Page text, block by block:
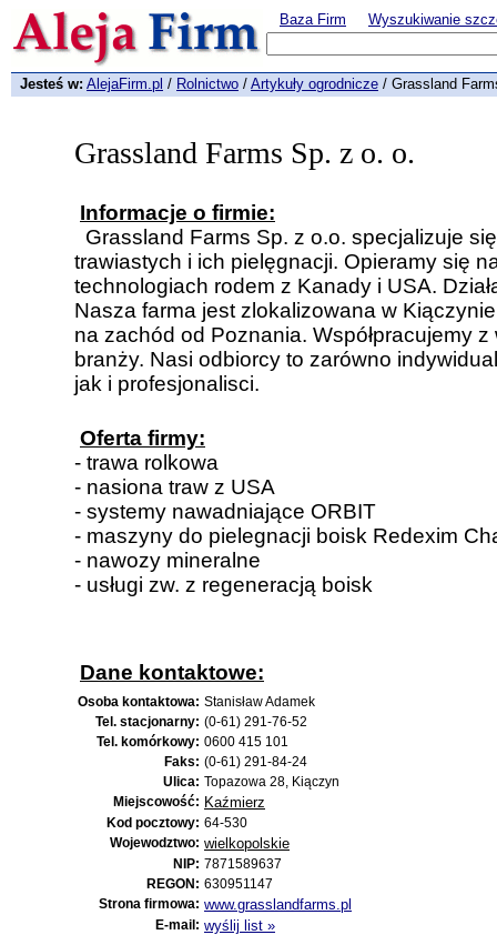
Baza Firm Wyszukiwanie
Jesteś w: AlejaFirm.pl / Rolnictwo / Artykuły ogrodnicze / Grassland
Grassland Farms Sp. z o. o.
Informacje o firmie:
Grassland Farms Sp. z o.o. specjalizuje
trawiastych i ich pielęgnacji. Opieramy się
technologiach rodem z Kanady i USA.
Nasza farma jest zlokalizowana w
na zachód od Poznania. Współpracujemy
branży. Nasi odbiorcy to zarówno
jak i profesjonalisci.
Oferta firmy:
- trawa rolkowa
- nasiona traw z USA
- systemy nawadniające ORBIT
- maszyny do pielegnacji boisk Redexim
- nawozy mineralne
- usługi zw. z regeneracją boisk
Dane kontaktowe:
Osoba kontaktowa: Stanisław Adamek
Tel. stacjonarny: (0-61) 291-76-52
Tel. komórkowy: 0600 415 101
Faks: (0-61) 291-84-24
Ulica: Topazowa 28, Kiączyn
Miejscowość: Kaźmierz
Kod pocztowy: 64-530
Wojewodztwo: wielkopolskie
NIP: 7871589637
REGON: 630951147
Strona firmowa: www.grasslandfarms.pl
E-mail: wyślij list »